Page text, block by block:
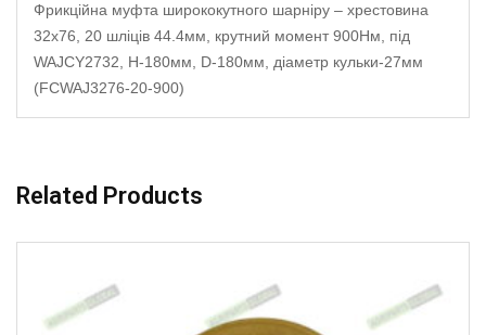
Фрикційна муфта ширококутного шарніру – хрестовина
32х76, 20 шліців 44.4мм, крутний момент 900Нм, під
WAJCY2732, H-180мм, D-180мм, діаметр кульки-27мм
(FCWAJ3276-20-900)
Related Products